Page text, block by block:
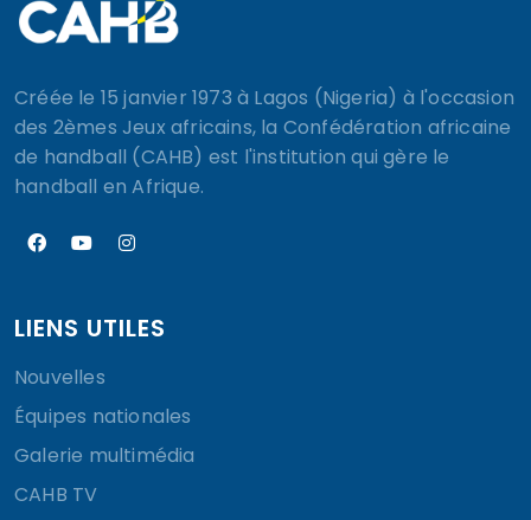
Créée le 15 janvier 1973 à Lagos (Nigeria) à l'occasion
des 2èmes Jeux africains, la Confédération africaine
de handball (CAHB) est l'institution qui gère le
handball en Afrique.
LIENS UTILES
Nouvelles
Équipes nationales
Galerie multimédia
CAHB TV